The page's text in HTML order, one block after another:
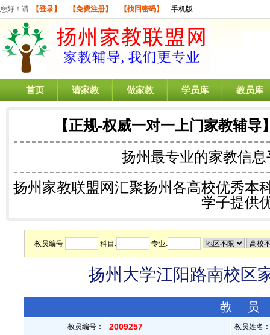
您好！请 【登录】 【免费注册】 【找回密码】 手机版
首页 请家教 做家教 学员库 教员库
【正规-权威一对一上门家教辅
扬州最专业的家教信
扬州家教联盟网汇聚扬州各高校优秀本
学子提供
教员编号 科目: 专业:
扬州大学江阳路南校区
教
教员编号： 2009257 教员姓名